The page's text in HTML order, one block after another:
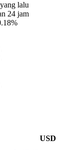
lalu
24 jam
USD